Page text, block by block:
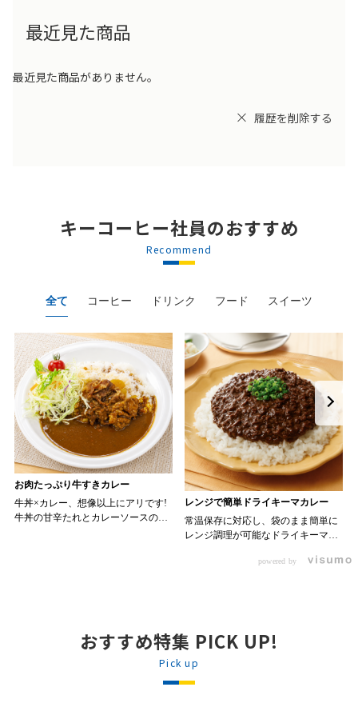
最近見た商品
最近見た商品がありません。
履歴を削除する
キーコーヒー社員のおすすめ
Recommend
全て コーヒー ドリンク フード スイーツ
お肉たっぷり牛すきカレー
牛丼×カレー、想像以上にアリです!
牛丼の甘辛たれとカレーソースのス
丼の素を中央にのせます。 3. 手前
からカレーソースをかけ、サラダを
盛りつけます。 ※牛丼の素のたれを
レンジで簡単ドライキーマカレー
常温保存に対応し、袋のまま簡単に
レンジ調理が可能なドライキーマカ
オリジナルメニューにアレンジも可
powered by
おすすめ特集 PICK UP!
Pick up